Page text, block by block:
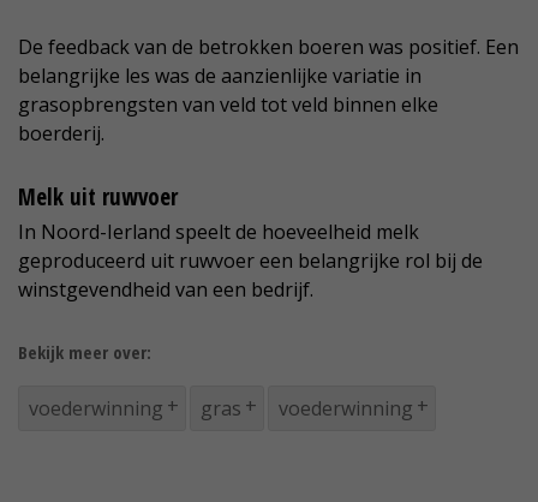
De feedback van de betrokken boeren was positief. Een
belangrijke les was de aanzienlijke variatie in
grasopbrengsten van veld tot veld binnen elke
boerderij.
Melk uit ruwvoer
In Noord-Ierland speelt de hoeveelheid melk
geproduceerd uit ruwvoer een belangrijke rol bij de
winstgevendheid van een bedrijf.
Bekijk meer over:
voederwinning gras voederwinning